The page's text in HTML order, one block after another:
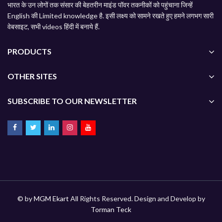
भारत के उन लोगों तक संसार की बेहतरीन माइंड पॉवर तकनीकों को पहुंचाना जिन्हें
English की Limited knowledge है. इसी लक्ष्य को सामने रखते हुए हमने लगभग सारी
वेबसाइट, सभी videos हिंदी में बनाये हैं.
PRODUCTS
OTHER SITES
SUBSCRIBE TO OUR NEWSLETTER
© byMGM Ekart All Rights Reserved. Design and Develop by
Torman Teck